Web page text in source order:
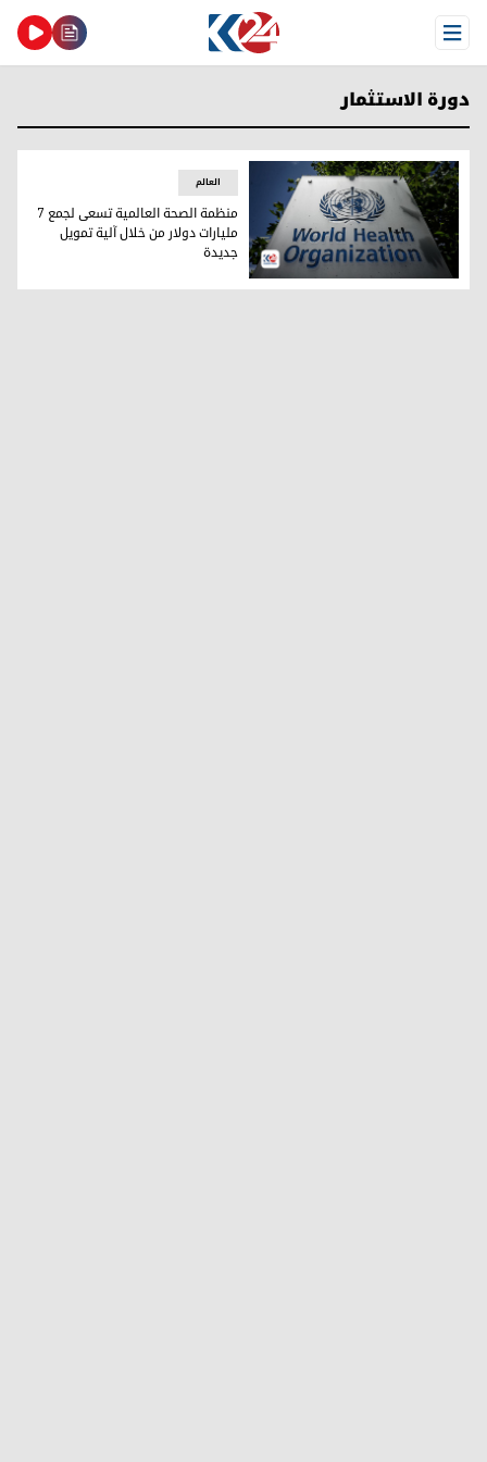
Open Menu
دورة الاستثمار
منظمة الصحة العالمية تسعى لجمع 7 مليارات دولار من خلال آلية تمويل جديدة
العالم
منظمة الصحة العالمية تسعى لجمع 7
مليارات دولار من خلال آلية تمويل
جديدة